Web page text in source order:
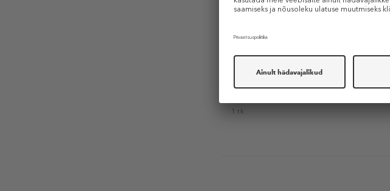
KINETICS
Küüneviil
1 tk